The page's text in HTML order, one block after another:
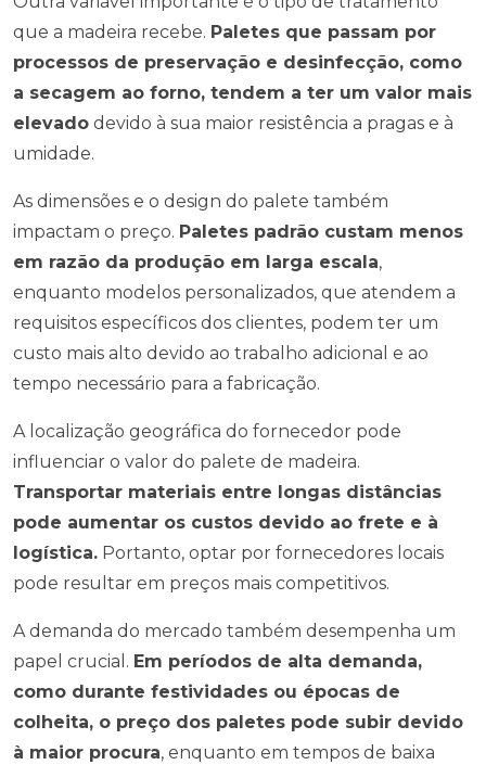
que a madeira recebe. Paletes que passam por
processos de preservação e desinfecção, como
a secagem ao forno, tendem a ter um valor mais
elevado devido à sua maior resistência a pragas e à
umidade.
As dimensões e o design do palete também
impactam o preço. Paletes padrão custam menos
em razão da produção em larga escala,
enquanto modelos personalizados, que atendem a
requisitos específicos dos clientes, podem ter um
custo mais alto devido ao trabalho adicional e ao
tempo necessário para a fabricação.
A localização geográfica do fornecedor pode
influenciar o valor do palete de madeira.
Transportar materiais entre longas distâncias
pode aumentar os custos devido ao frete e à
logística. Portanto, optar por fornecedores locais
pode resultar em preços mais competitivos.
A demanda do mercado também desempenha um
papel crucial. Em períodos de alta demanda,
como durante festividades ou épocas de
colheita, o preço dos paletes pode subir devido
à maior procura, enquanto em tempos de baixa